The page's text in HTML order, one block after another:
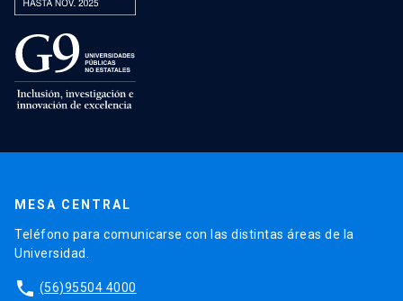
MESA CENTRAL
Teléfono para comunicarse con las distintas áreas de la
Universidad.
phone (56)95504 4000